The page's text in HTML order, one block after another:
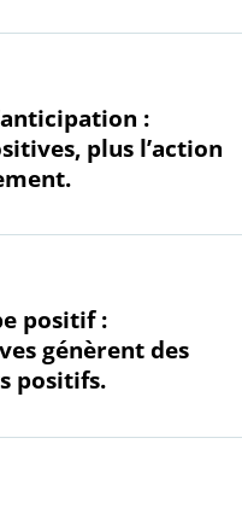
:
plus l’action
positif :
génèrent des
positifs.